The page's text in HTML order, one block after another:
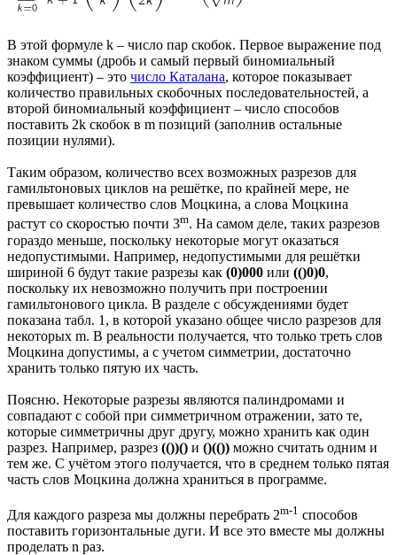
В этой формуле k – число пар скобок. Первое выражение под
знаком суммы (дробь и самый первый биномиальный
коэффициент) – это число Каталана, которое показывает
количество правильных скобочных последовательностей, а
второй биномиальный коэффициент – число способов
поставить 2k скобок в m позиций (заполнив остальные
позиции нулями).
Таким образом, количество всех возможных разрезов для
гамильтоновых циклов на решётке, по крайней мере, не
превышает количество слов Моцкина, а слова Моцкина
растут со скоростью почти 3m. На самом деле, таких разрезов
гораздо меньше, поскольку некоторые могут оказаться
недопустимыми. Например, недопустимыми для решётки
шириной 6 будут такие разрезы как (0)000 или (()0)0,
поскольку их невозможно получить при построении
гамильтонового цикла. В разделе с обсуждениями будет
показана табл. 1, в которой указано общее число разрезов для
некоторых m. В реальности получается, что только треть слов
Моцкина допустимы, а с учетом симметрии, достаточно
хранить только пятую их часть.
Поясню. Некоторые разрезы являются палиндромами и
совпадают с собой при симметричном отражении, зато те,
которые симметричны друг другу, можно хранить как один
разрез. Например, разрез (())() и ()(()) можно считать одним и
тем же. С учётом этого получается, что в среднем только пятая
часть слов Моцкина должна храниться в программе.
Для каждого разреза мы должны перебрать 2m-1 способов
поставить горизонтальные дуги. И все это вместе мы должны
проделать n раз.